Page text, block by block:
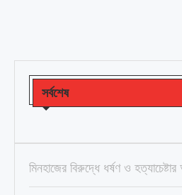
সর্বশেষ
মিনহাজের বিরুদ্ধে ধর্ষণ ও